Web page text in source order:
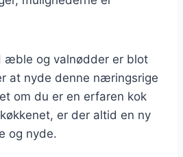
æble og valnødder er blot
at nyde denne næringsrige
om du er en erfaren kok
er der altid en ny
og nyde.